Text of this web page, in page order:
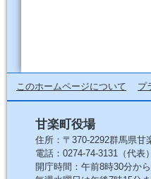
このホームページについて プ
甘楽町役場
住所：〒370-2292群馬県甘
電話：0274-74-3131（代表
開庁時間：午前8時30分か